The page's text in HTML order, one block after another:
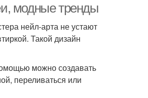
модные тренды
нейл-арта не устают
Такой дизайн
можно создавать
переливаться или